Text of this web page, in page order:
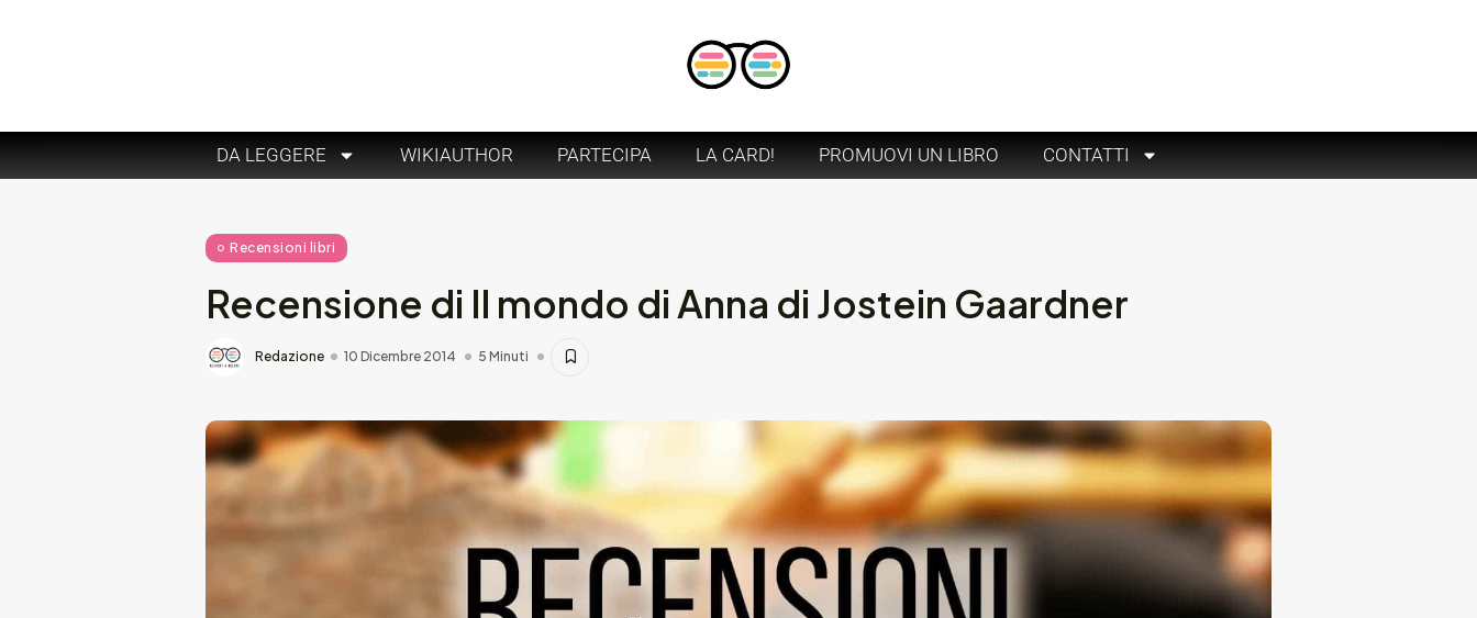
DA LEGGERE WIKIAUTHOR PARTECIPA LA CARD! PROMUOVI UN LIBRO CONTATTI
Recensioni libri
Recensione di Il mondo di Anna di Jostein Gaardner
Redazione 10 Dicembre 2014 5 Minuti